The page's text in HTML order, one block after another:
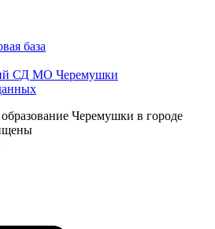
база
СД МО Черемушки
Черемушки в городе